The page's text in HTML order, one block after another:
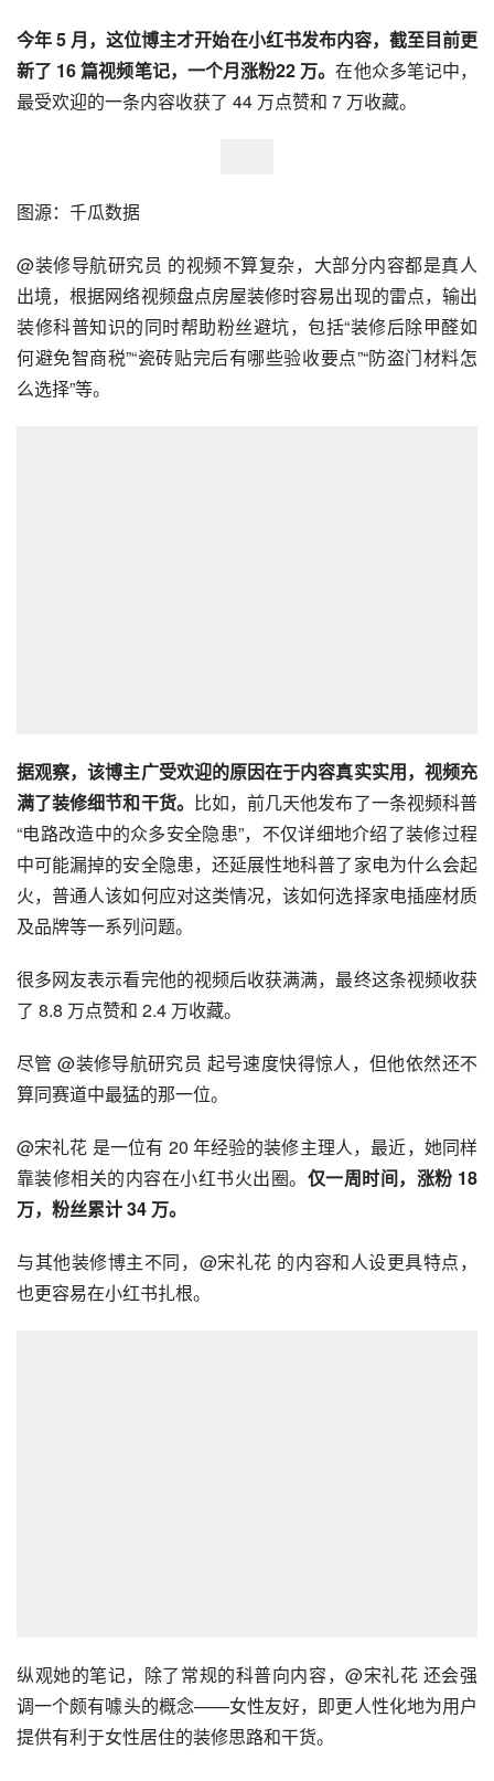
今年 5 月，这位博主才开始在小红书发布内容，截至目前更
新了 16 篇视频笔记，一个月涨粉22 万。在他众多笔记中，
最受欢迎的一条内容收获了 44 万点赞和 7 万收藏。
图源：千瓜数据
@装修导航研究员 的视频不算复杂，大部分内容都是真人
出境，根据网络视频盘点房屋装修时容易出现的雷点，输出
装修科普知识的同时帮助粉丝避坑，包括“装修后除甲醛如
何避免智商税”“瓷砖贴完后有哪些验收要点”“防盗门材料怎
么选择”等。
据观察，该博主广受欢迎的原因在于内容真实实用，视频充
满了装修细节和干货。 比如，前几天他发布了一条视频科普
“电路改造中的众多安全隐患”，不仅详细地介绍了装修过程
中可能漏掉的安全隐患，还延展性地科普了家电为什么会起
火，普通人该如何应对这类情况，该如何选择家电插座材质
及品牌等一系列问题。
很多网友表示看完他的视频后收获满满，最终这条视频收获
了 8.8 万点赞和 2.4 万收藏。
尽管 @装修导航研究员 起号速度快得惊人，但他依然还不
算同赛道中最猛的那一位。
@宋礼花 是一位有 20 年经验的装修主理人，最近，她同样
靠装修相关的内容在小红书火出圈。 仅一周时间，涨粉 18
万，粉丝累计 34 万。
与其他装修博主不同，@宋礼花 的内容和人设更具特点，
也更容易在小红书扎根。
纵观她的笔记，除了常规的科普向内容，@宋礼花 还会强
调一个颇有噱头的概念——女性友好，即更人性化地为用户
提供有利于女性居住的装修思路和干货。